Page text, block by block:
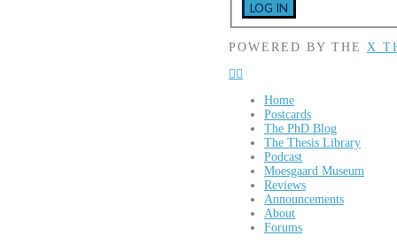
LOG IN
POWERED BY THE X
Home
Postcards
The PhD Blog
The Thesis Library
Podcast
Moesgaard Museum
Reviews
Announcements
About
Forums